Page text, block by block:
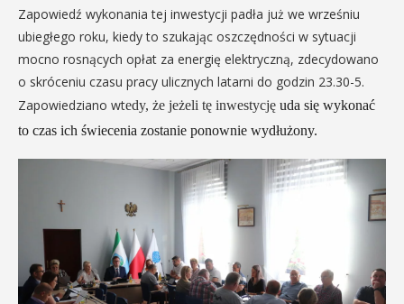
Zapowiedź wykonania tej inwestycji padła już we wrześniu
ubiegłego roku, kiedy to szukając oszczędności w sytuacji
mocno rosnących opłat za energię elektryczną, zdecydowano
o skróceniu czasu pracy ulicznych latarni do godzin 23.30-5.
Zapowiedziano wtedy, że jeżeli tę inwestycję uda się wykonać
to czas ich świecenia zostanie ponownie wydłużony.